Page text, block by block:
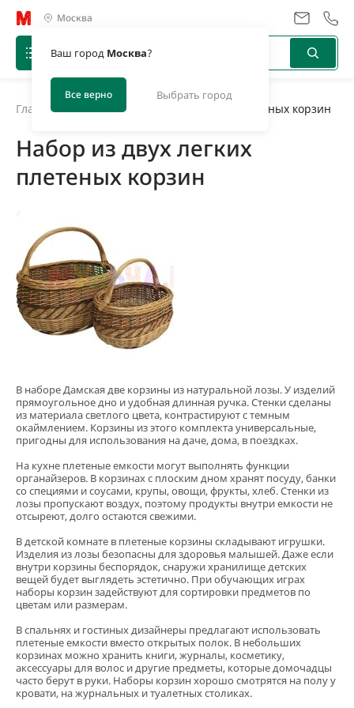
Москва
Ваш город Москва?
Все верно Выбрать город
Главная Набор из двух легких плетеных корзин
Набор из двух легких
плетеных корзин
В наборе Дамская две корзины из натуральной лозы. У изделий
прямоугольное дно и удобная длинная ручка. Стенки сделаны
из материала светлого цвета, контрастируют с темным
окаймлением. Корзины из этого комплекта универсальные,
пригодны для использования на даче, дома, в поездках.
На кухне плетеные емкости могут выполнять функции
органайзеров. В корзинах с плоским дном хранят посуду, банки
со специями и соусами, крупы, овощи, фрукты, хлеб. Стенки из
лозы пропускают воздух, поэтому продукты внутри емкости не
отсыреют, долго остаются свежими.
В детской комнате в плетеные корзины складывают игрушки.
Изделия из лозы безопасны для здоровья малышей. Даже если
внутри корзины беспорядок, снаружи хранилище детских
вещей будет выглядеть эстетично. При обучающих играх
наборы корзин задействуют для сортировки предметов по
цветам или размерам.
В спальнях и гостиных дизайнеры предлагают использовать
плетеные емкости вместо открытых полок. В небольших
корзинах можно хранить книги, журналы, косметику,
аксессуары для волос и другие предметы, которые домочадцы
часто берут в руки. Наборы корзин хорошо смотрятся на полу у
кровати, на журнальных и туалетных столиках.